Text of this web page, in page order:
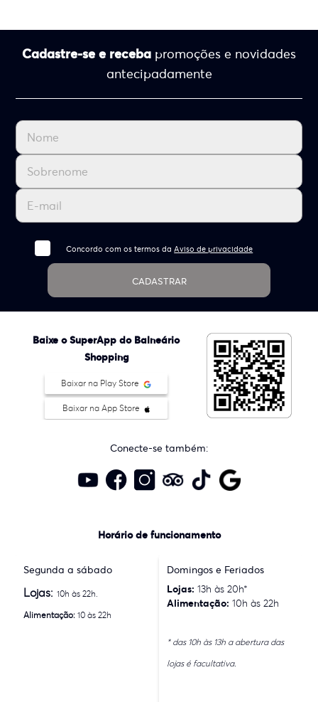
Cadastre-se e receba promoções e novidades
antecipadamente
Concordo com os termos daAviso de privacidade
CADASTRAR
Baixe o SuperApp do Balneário
Shopping
Baixar na Play Store
Baixar na App Store
Conecte-se também:
Horário de funcionamento
Segunda a sábado
Lojas:10h às 22h.
Alimentação: 10 às 22h
Domingos e Feriados
Lojas: 13h às 20h*
Alimentação: 10h às 22h
* das 10h às 13h a abertura das
lojas é facultativa.